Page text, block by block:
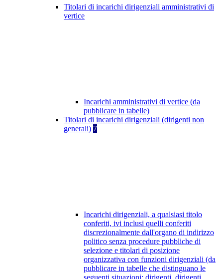
Titolari di incarichi dirigenziali amministrativi di
vertice
Incarichi amministrativi di vertice (da
pubblicare in tabelle)
Titolari di incarichi dirigenziali (dirigenti non
generali) 7
Incarichi dirigenziali, a qualsiasi titolo
conferiti, ivi inclusi quelli conferiti
discrezionalmente dall'organo di indirizzo
politico senza procedure pubbliche di
selezione e titolari di posizione
organizzativa con funzioni dirigenziali (da
pubblicare in tabelle che distinguano le